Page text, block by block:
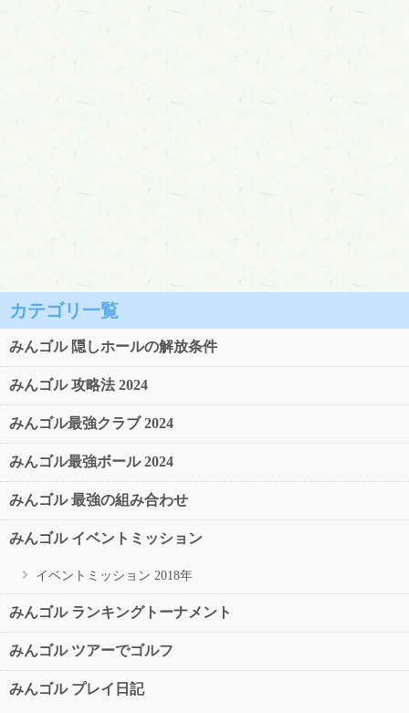
カテゴリ一覧
みんゴル 隠しホールの解放条件
みんゴル 攻略法 2024
みんゴル最強クラブ 2024
みんゴル最強ボール 2024
みんゴル 最強の組み合わせ
みんゴル イベントミッション
イベントミッション 2018年
みんゴル ランキングトーナメント
みんゴル ツアーでゴルフ
みんゴル プレイ日記